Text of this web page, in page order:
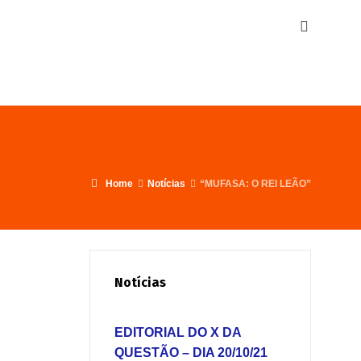
Home Notícias “MUFASA: O REI LEÃO”
Notícias
EDITORIAL DO X DA
QUESTÃO – DIA 20/10/21